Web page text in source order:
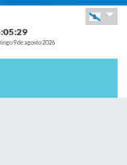
9 de agosto 2026